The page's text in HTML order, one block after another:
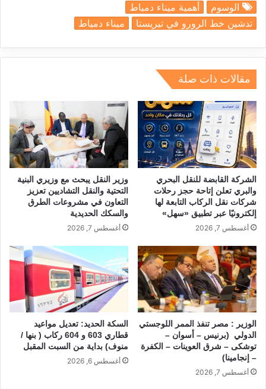
c
e
b
o
o
k
ai
l
at
s
A
p
e
a
d
e
gr
a
k
e
dI
الوسوم
أهمية ميناء دمياط
تدشين خط الرورو في تيريستا
ميناء دمياط
مقالات ذات صلة
الشركة القابضة للنقل البحري
والبري تعلن إتاحة حجز رحلات
شركات نقل الركاب التابعة لها
إلكترونيًا عبر تطبيق «سهل»
أغسطس 7, 2026
وزير النقل يبحث مع وزيري البنية
التحتية والنقل التشاديين تعزيز
التعاون في مشروعات الطرق
والسكك الحديدية
أغسطس 7, 2026
الوزير : مصر تنفذ الممر اللوجستي
الدولي (برنيس – أسوان –
توشكى – شرق العوينات – الكفرة
– إنجامينا)
أغسطس 7, 2026
السكة الحديد: تعديل مواعيد
قطاري 603 و 604 ركاب ( بنها /
منوف) بداية من السبت المقبل
أغسطس 6, 2026